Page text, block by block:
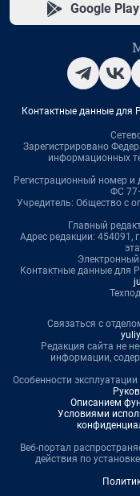
Google Play
Контактные данные для
Зарегистрировано
информационных
Регистрационный номер
ФС
Учредитель: Общество с
Главный
Адрес редакции: 454091,
Контактные данные для
Связаться с
Редакция сайта не
информации,
Особенности
Описанием
Условиями
Веб-портал
действия по